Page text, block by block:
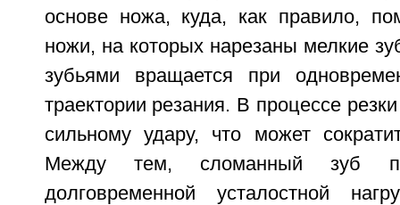
основе ножа, куда, как правило,
ножи, на которых нарезаны мелкие
зубьями вращается при
траектории резания. В процессе
сильному удару, что может
Между тем, сломанный зуб
долговременной усталостной